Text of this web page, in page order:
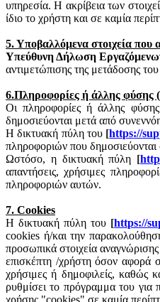
υπηρεσία. Η ακρίβεια των
ίδιο το χρήστη και σε καμία
5. Υποβαλλόμενα στοιχεία που
Υπεύθυνη Δήλωση
αντιμετώπισης της μετάδοσης του
6.Πληροφορίες ή άλλης φύσης
Οι πληροφορίες ή άλλης φύσης
δημοσιεύονται μετά από
Η δικτυακή πύλη του [https://
πληροφοριών που δημοσιεύονται
Ωστόσο, η δικτυακή πύλη [
απαντήσεις, χρήσιμες
πληροφοριών αυτών.
7. Cookies
Η δικτυακή πύλη του [https://
cookies ή/και την
προσωπικά στοιχεία
επισκέπτη /χρήστη όσον αφορά
χρήσιμες ή δημοφιλείς, καθώς
ρυθμίσει το πρόγραμμα του για